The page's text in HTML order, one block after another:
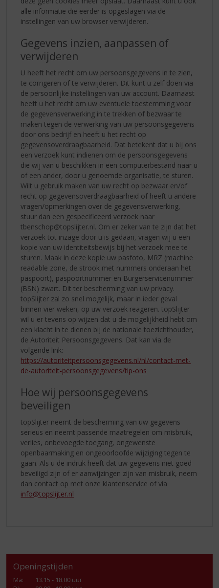
alle informatie die eerder is opgeslagen via de
instellingen van uw browser verwijderen.
Gegevens inzien, aanpassen of
verwijderen
U heeft het recht om uw persoonsgegevens in te zien,
te corrigeren of te verwijderen. Dit kunt u zelf doen via
de persoonlijke instellingen van uw account. Daarnaast
heeft u het recht om uw eventuele toestemming voor
de gegevensverwerking in te trekken of bezwaar te
maken tegen de verwerking van uw persoonsgegevens
door ons bedrijf en heeft u het recht op
gegevensoverdraagbaarheid. Dat betekent dat u bij ons
een verzoek kunt indienen om de persoonsgegevens
die wij van u beschikken in een computerbestand naar u
of een ander, door u genoemde organisatie, te sturen.
Wilt u gebruik maken van uw recht op bezwaar en/of
recht op gegevensoverdraagbaarheid of heeft u andere
vragen/opmerkingen over de gegevensverwerking,
stuur dan een gespecificeerd verzoek naar
tbenschop@topslijter.nl. Om er zeker van te zijn dat het
verzoek tot inzage door u is gedaan, vragen wij u een
kopie van uw identiteitsbewijs bij het verzoek mee te
sturen. Maak in deze kopie uw pasfoto, MRZ (machine
readable zone, de strook met nummers onderaan het
paspoort), paspoortnummer en Burgerservicenummer
(BSN) zwart. Dit ter bescherming van uw privacy.
topSlijter zal zo snel mogelijk, maar in ieder geval
binnen vier weken, op uw verzoek reageren. topSlijter
wil u er tevens op wijzen dat u de mogelijkheid hebt om
een klacht in te dienen bij de nationale toezichthouder,
de Autoriteit Persoonsgegevens. Dat kan via de
volgende link:
https://autoriteitpersoonsgegevens.nl/nl/contact-met-
de-autoriteit-persoonsgegevens/tip-ons
Hoe wij persoonsgegevens
beveiligen
topSlijter neemt de bescherming van uw gegevens
serieus en neemt passende maatregelen om misbruik,
verlies, onbevoegde toegang, ongewenste
openbaarmaking en ongeoorloofde wijziging tegen te
gaan. Als u de indruk heeft dat uw gegevens niet goed
beveiligd zijn of er aanwijzingen zijn van misbruik, neem
dan contact op met onze klantenservice of via
info@topslijter.nl
Openingstijden
Ma:
13.15 - 18.00 uur